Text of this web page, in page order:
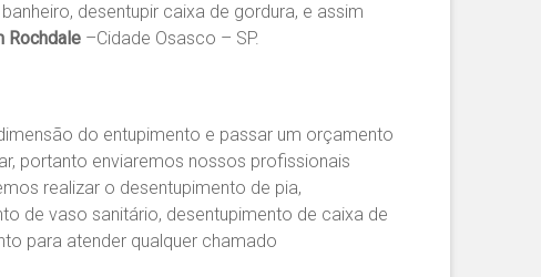
desentupir caixa de gordura, e assim
Rochdale –Cidade Osasco – SP.
do entupimento e passar um orçamento
portanto enviaremos nossos profissionais
realizar o desentupimento de pia,
de vaso sanitário, desentupimento de caixa de
para atender qualquer chamado